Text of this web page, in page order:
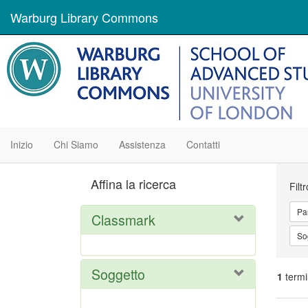
Warburg Library Commons
Inizio Chi Siamo Assistenza Contatti
1
Affina la ricerca
Classmark
Soggetto